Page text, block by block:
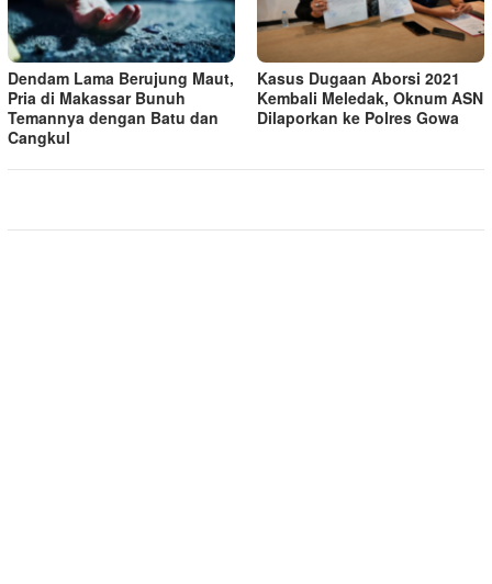
Dendam Lama Berujung Maut,
Pria di Makassar Bunuh
Temannya dengan Batu dan
Cangkul
Kasus Dugaan Aborsi 2021
Kembali Meledak, Oknum ASN
Dilaporkan ke Polres Gowa